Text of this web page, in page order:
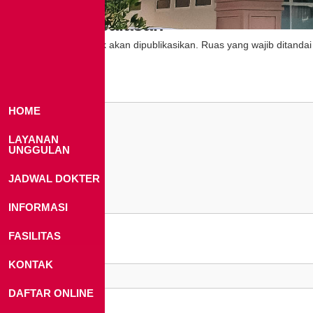
HOME
LAYANAN
UNGGULAN
JADWAL DOKTER
INFORMASI
FASILITAS
KONTAK
DAFTAR ONLINE
Tinggalkan Balasan
Alamat email Anda tidak akan dipublikasikan. Ruas yang wajib